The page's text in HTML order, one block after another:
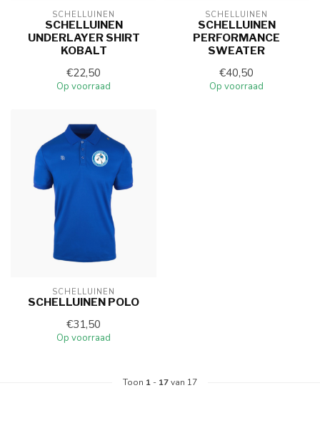
SCHELLUINEN
SCHELLUINEN
UNDERLAYER SHIRT
KOBALT
€22,50
Op voorraad
SCHELLUINEN
SCHELLUINEN
PERFORMANCE
SWEATER
€40,50
Op voorraad
SCHELLUINEN
SCHELLUINEN POLO
€31,50
Op voorraad
Toon 1 - 17van 17